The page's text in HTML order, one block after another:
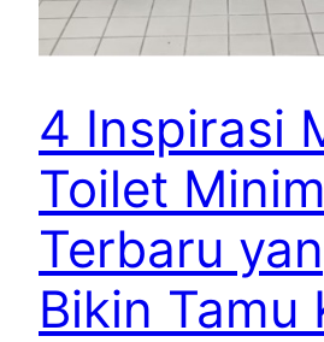
4 Inspirasi
Toilet
Terbaru
Bikin Tamu